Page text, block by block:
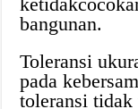
bangunan.
Toleransi
pada
toleransi